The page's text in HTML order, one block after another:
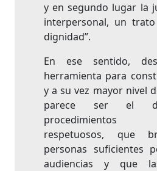
y en segundo lugar la
interpersonal, un
dignidad”.
En ese sentido,
herramienta para
y a su vez mayor nivel
parece ser el
procedimientos
respetuosos, que
personas suficientes
audiencias y que